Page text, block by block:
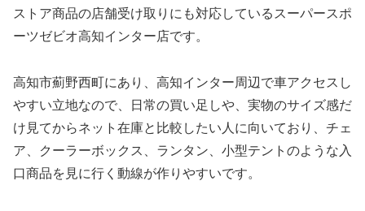
ストア商品の店舗受け取りにも対応しているスーパースポ
ーツゼビオ高知インター店です。
高知市薊野西町にあり、高知インター周辺で車アクセスし
やすい立地なので、日常の買い足しや、実物のサイズ感だ
け見てからネット在庫と比較したい人に向いており、チェ
ア、クーラーボックス、ランタン、小型テントのような入
口商品を見に行く動線が作りやすいです。